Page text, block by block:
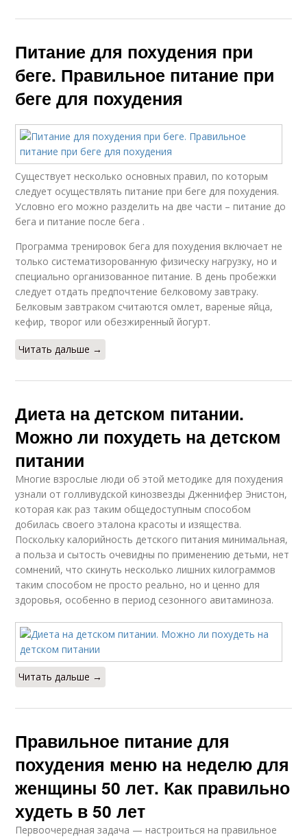
Питание для похудения при
беге. Правильное питание при
беге для похудения
Существует несколько основных правил, по которым
следует осуществлять питание при беге для похудения.
Условно его можно разделить на две части – питание до
бега и питание после бега .
Программа тренировок бега для похудения включает не
только систематизорованную физическу нагрузку, но и
специально организованное питание. В день пробежки
следует отдать предпочтение белковому завтраку.
Белковым завтраком считаются омлет, вареные яйца,
кефир, творог или обезжиренный йогурт.
Читать дальше →
Диета на детском питании.
Можно ли похудеть на детском
питании
Многие взрослые люди об этой методике для похудения
узнали от голливудской кинозвезды Дженнифер Энистон,
которая как раз таким общедоступным способом
добилась своего эталона красоты и изящества.
Поскольку калорийность детского питания минимальная,
а польза и сытость очевидны по применению детьми, нет
сомнений, что скинуть несколько лишних килограммов
таким способом не просто реально, но и ценно для
здоровья, особенно в период сезонного авитаминоза.
Читать дальше →
Правильное питание для
похудения меню на неделю для
женщины 50 лет. Как правильно
худеть в 50 лет
Первоочередная задача — настроиться на правильное